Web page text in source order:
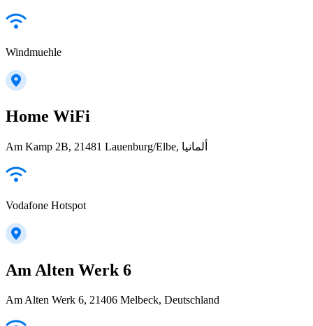
Windmuehle
Home WiFi
Am Kamp 2B, 21481 Lauenburg/Elbe, ألمانيا
Vodafone Hotspot
Am Alten Werk 6
Am Alten Werk 6, 21406 Melbeck, Deutschland